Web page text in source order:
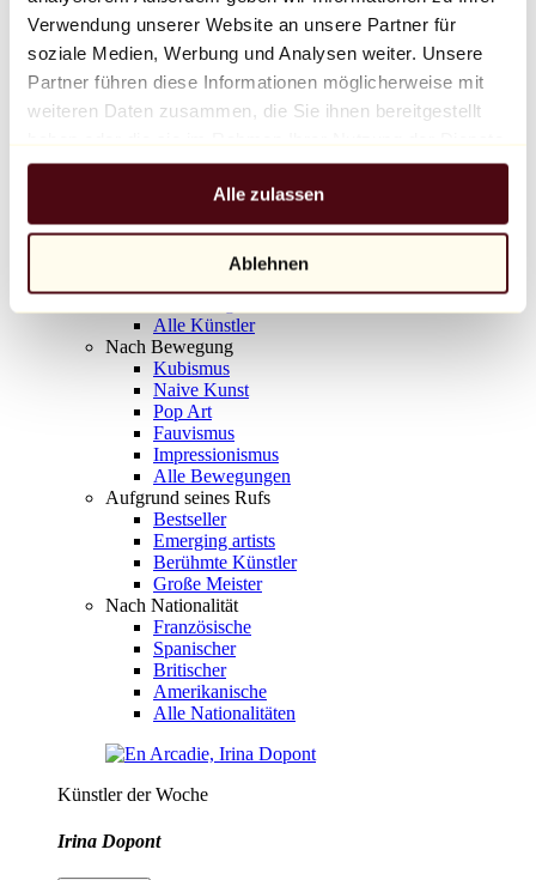
Verwendung unserer Website an unsere Partner für
soziale Medien, Werbung und Analysen weiter. Unsere
Partner führen diese Informationen möglicherweise mit
weiteren Daten zusammen, die Sie ihnen bereitgestellt
gesammelt haben.
Alle zulassen
Ablehnen
Balloon Dog (Orange)
Jeff Koons
10.000 €
Entdecken
Alle Bildhauer
Alle Fotografen
Alle Künstler
Nach Bewegung
Kubismus
Naive Kunst
Pop Art
Fauvismus
Impressionismus
Alle Bewegungen
Aufgrund seines Rufs
Bestseller
Emerging artists
Berühmte Künstler
Große Meister
Nach Nationalität
Französische
Spanischer
Britischer
Amerikanische
Alle Nationalitäten
Künstler der Woche
Irina Dopont